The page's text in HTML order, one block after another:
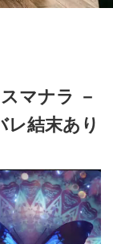
マナラ －
結末あり